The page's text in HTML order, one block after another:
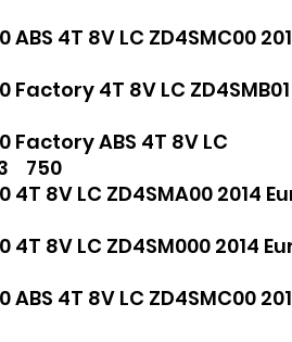
4T 8V LC ZD4SMC00
4T 8V LC ZD4SMB01
ABS 4T 8V LC
3 750
8V LC ZD4SMA00 2014
8V LC ZD4SM000 2014
4T 8V LC ZD4SMC00